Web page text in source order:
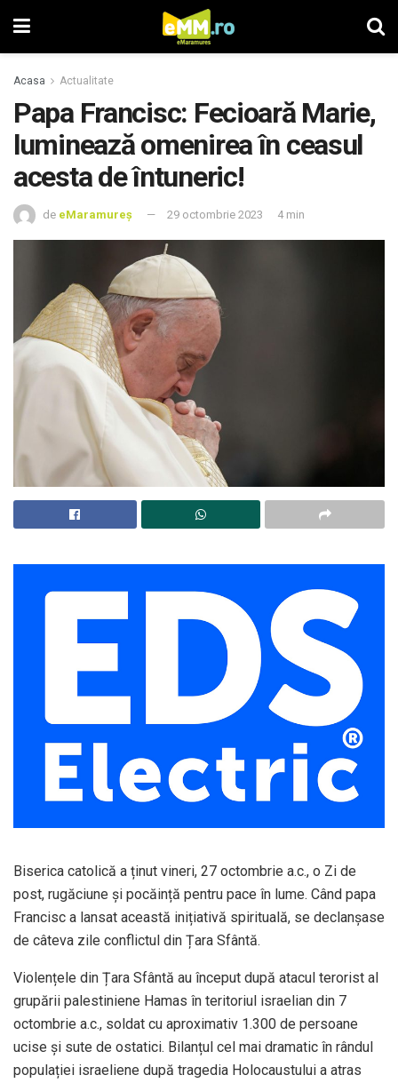
Acasa Actualitate
Papa Francisc: Fecioară Marie,
luminează omenirea în ceasul
acesta de întuneric!
de eMaramureș 29 octombrie 2023 4 min
Biserica catolică a ținut vineri, 27 octombrie a.c., o Zi de
post, rugăciune și pocăință pentru pace în lume. Când papa
Francisc a lansat această inițiativă spirituală, se declanșase
de câteva zile conflictul din Țara Sfântă.
Violențele din Țara Sfântă au început după atacul terorist al
grupării palestiniene Hamas în teritoriul israelian din 7
octombrie a.c., soldat cu aproximativ 1.300 de persoane
ucise și sute de ostatici. Bilanțul cel mai dramatic în rândul
populației israeliene după tragedia Holocaustului a atras